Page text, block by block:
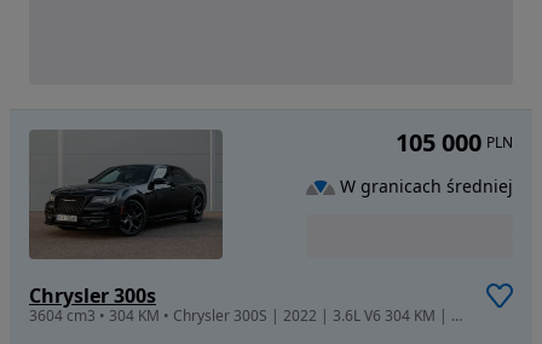
Chrysler 300s
3604 cm3 • 304 KM • Chrysler 300S | 2022 | 3.6L V6 304 KM | RWD |
105 000 PLN
W granicach średniej